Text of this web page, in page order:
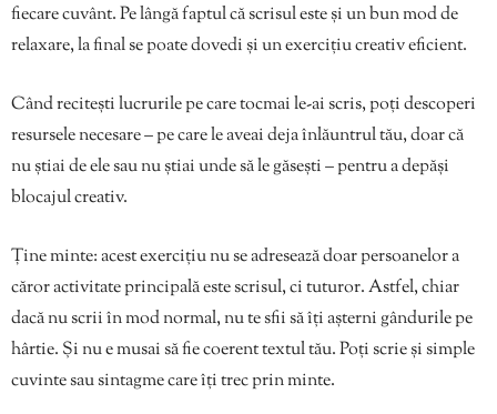
fiecare cuvânt. Pe lângă faptul că scrisul este și un bun mod de
relaxare, la final se poate dovedi și un exercițiu creativ eficient.
Când recitești lucrurile pe care tocmai le-ai scris, poți descoperi
resursele necesare – pe care le aveai deja înlăuntrul tău, doar că
nu știai de ele sau nu știai unde să le găsești – pentru a depăși
blocajul creativ.
Ține minte: acest exercițiu nu se adresează doar persoanelor a
căror activitate principală este scrisul, ci tuturor. Astfel, chiar
dacă nu scrii în mod normal, nu te sfii să îți așterni gândurile pe
hârtie. Și nu e musai să fie coerent textul tău. Poți scrie și simple
cuvinte sau sintagme care îți trec prin minte.